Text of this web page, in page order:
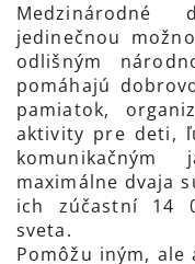
Medzinárodné
jedinečnou
odlišným
pomáhajú
pamiatok,
aktivity pre deti,
maximálne dvaja
ich zúčastní 14
sveta.
Pomôžu iným, ale